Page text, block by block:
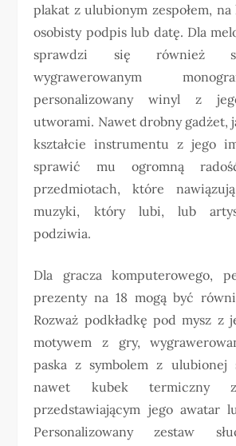
plakat z ulubionym zespołem,
osobisty podpis lub datę. Dla
sprawdzi się również
wygrawerowanym
personalizowany winyl z
utworami. Nawet drobny gadżet,
kształcie instrumentu z jego
sprawić mu ogromną
przedmiotach, które
muzyki, który lubi, lub
podziwia.
Dla gracza komputerowego,
prezenty na 18 mogą być
Rozważ podkładkę pod mysz z
motywem z gry,
paska z symbolem z
nawet kubek termiczny
przedstawiającym jego awatar
Personalizowany zestaw